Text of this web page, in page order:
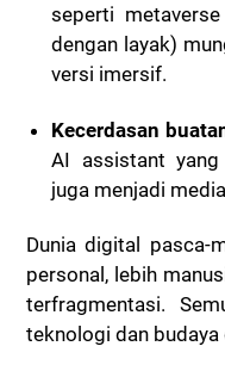
seperti
dengan layak)
versi imersif.
Kecerdasan
AI assistant
juga menjadi
Dunia digital pasca-
personal, lebih
terfragmentasi.
teknologi dan